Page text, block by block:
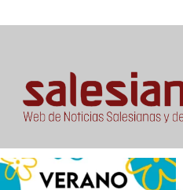
Los alumnos de 6º de Primaria, 1º y 2º
de la ESO...